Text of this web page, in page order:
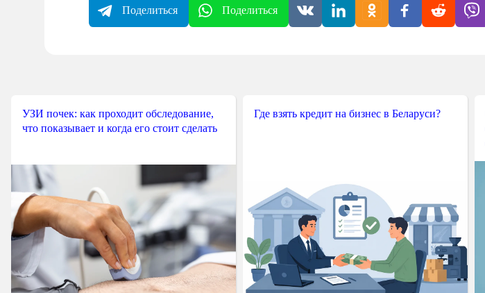
Поделиться Поделиться
УЗИ почек: как проходит обследование,
что показывает и когда его стоит сделать
Где взять кредит на бизнес в Беларуси?